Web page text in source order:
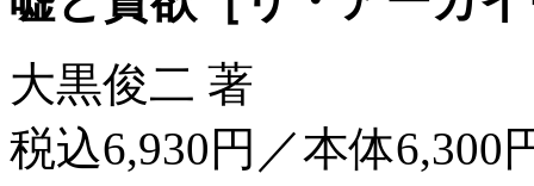
大黒俊二 著
税込6,930円／本体6,300